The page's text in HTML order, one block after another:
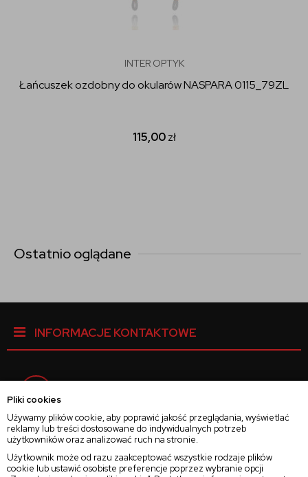
Pliki cookies
Używamy plików cookie, aby poprawić jakość przeglądania, wyświetlać
reklamy lub treści dostosowane do indywidualnych potrzeb
użytkowników oraz analizować ruch na stronie.
Użytkownik może od razu zaakceptować wszystkie rodzaje plików
cookie lub ustawić osobiste preferencje poprzez wybranie opcji
INTER OPTYK
Łańcuszek ozdobny do okularów NASPARA 0115_79ZL
115,00zł
Ostatnio oglądane
INFORMACJE KONTAKTOWE
Instagram
Twitter